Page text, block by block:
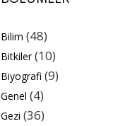
Bilim (48)
Bitkiler(10)
Biyografi (9)
Genel (4)
Gezi (36)